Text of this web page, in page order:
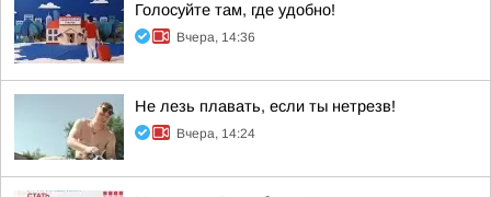
Голосуйте там, где удобно!
Вчера, 14:36
Не лезь плавать, если ты нетрезв!
Вчера, 14:24